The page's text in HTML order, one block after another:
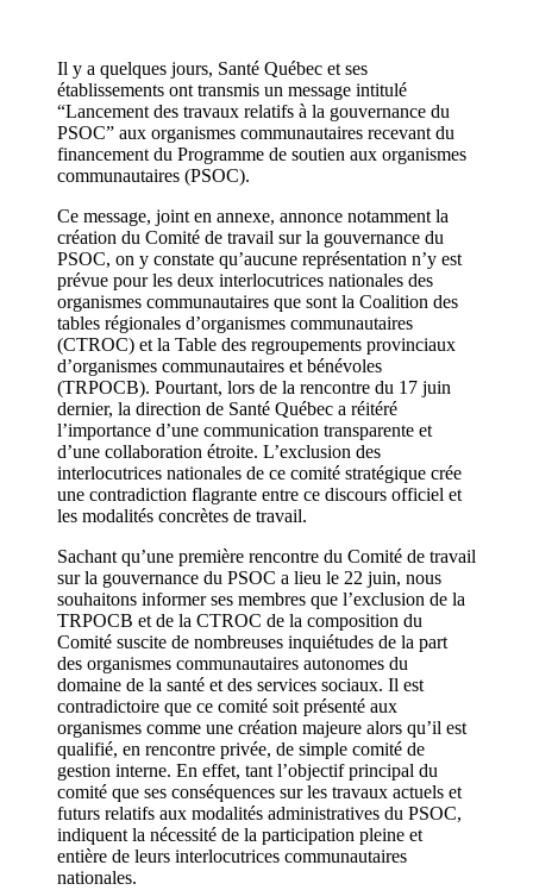
Il y a quelques jours, Santé Québec et ses
établissements ont transmis un message intitulé
“Lancement des travaux relatifs à la gouvernance du
PSOC” aux organismes communautaires recevant du
financement du Programme de soutien aux organismes
communautaires (PSOC).
Ce message, joint en annexe, annonce notamment la
création du Comité de travail sur la gouvernance du
PSOC, on y constate qu’aucune représentation n’y est
prévue pour les deux interlocutrices nationales des
organismes communautaires que sont la Coalition des
tables régionales d’organismes communautaires
(CTROC) et la Table des regroupements provinciaux
d’organismes communautaires et bénévoles
(TRPOCB). Pourtant, lors de la rencontre du 17 juin
dernier, la direction de Santé Québec a réitéré
l’importance d’une communication transparente et
d’une collaboration étroite. L’exclusion des
interlocutrices nationales de ce comité stratégique crée
une contradiction flagrante entre ce discours officiel et
les modalités concrètes de travail.
Sachant qu’une première rencontre du Comité de travail
sur la gouvernance du PSOC a lieu le 22 juin, nous
souhaitons informer ses membres que l’exclusion de la
TRPOCB et de la CTROC de la composition du
Comité suscite de nombreuses inquiétudes de la part
des organismes communautaires autonomes du
domaine de la santé et des services sociaux. Il est
contradictoire que ce comité soit présenté aux
organismes comme une création majeure alors qu’il est
qualifié, en rencontre privée, de simple comité de
gestion interne. En effet, tant l’objectif principal du
comité que ses conséquences sur les travaux actuels et
futurs relatifs aux modalités administratives du PSOC,
indiquent la nécessité de la participation pleine et
entière de leurs interlocutrices communautaires
nationales.